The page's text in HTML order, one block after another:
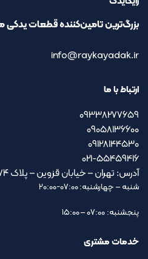
بزرگ‌ترین تامین‌کننده قطعات
info@raykayadak.ir
ارتباط با ما
09338277659
09058136600
09128144530
021-55459416
آدرس: تهران – خیابان قزوین – پلاک ۷۷۴
شنبه – چهارشنبه: 07:00-20:00
پنجشنبه: 07:00 – 15:00
خدمات مشتری